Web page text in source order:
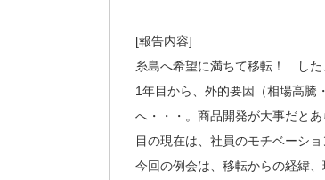
[報告内容]
糸島へ希望に満ちて移転！ した
1年目から、外的要因（相場高騰
へ・・・。商品開発が大事だと
目の現在は、社員のモチベーシ
今回の例会は、移転からの経緯